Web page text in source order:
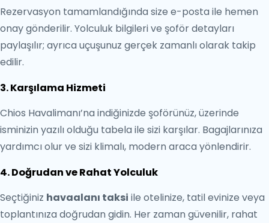
Rezervasyon tamamlandığında size e-posta ile hemen
onay gönderilir. Yolculuk bilgileri ve şoför detayları
paylaşılır; ayrıca uçuşunuz gerçek zamanlı olarak takip
edilir.
3. Karşılama Hizmeti
Chios Havalimanı’na indiğinizde şoförünüz, üzerinde
isminizin yazılı olduğu tabela ile sizi karşılar. Bagajlarınıza
yardımcı olur ve sizi klimalı, modern araca yönlendirir.
4. Doğrudan ve Rahat Yolculuk
Seçtiğiniz havaalanı taksi ile otelinize, tatil evinize veya
toplantınıza doğrudan gidin. Her zaman güvenilir, rahat